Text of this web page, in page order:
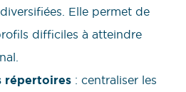
Elle permet de
difficiles à atteindre
répertoires : centraliser les